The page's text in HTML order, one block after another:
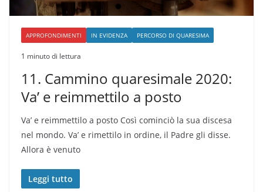
APPROFONDIMENTI IN EVIDENZA PERCORSO DI QUARESIMA
1 minuto di lettura
11. Cammino quaresimale 2020:
Va’ e reimmettilo a posto
Va’ e reimmettilo a posto Così cominciò la sua discesa
nel mondo. Va’ e ri­mettilo in ordine, il Padre gli disse.
Allora è venuto
Leggi tutto